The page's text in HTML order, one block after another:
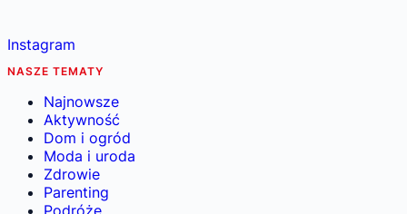
Instagram
NASZE TEMATY
Najnowsze
Aktywność
Dom i ogród
Moda i uroda
Zdrowie
Parenting